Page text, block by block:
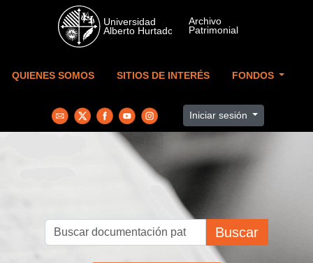
Skip to main content
QUIENES SOMOS SITIOS DE INTERÉS FONDOS
Iniciar sesión
Buscar